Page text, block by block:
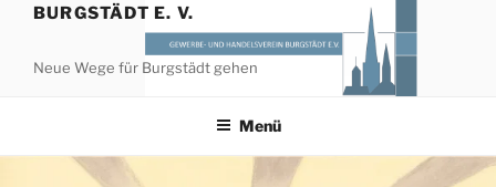
springen
BURGSTÄDT E. V.
Neue Wege für Burgstädt gehen
Menü